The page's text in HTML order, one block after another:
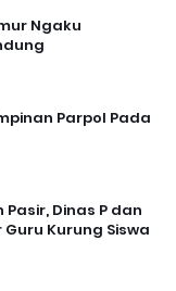
Ngaku
Parpol Pada
Dinas P dan
Kurung Siswa